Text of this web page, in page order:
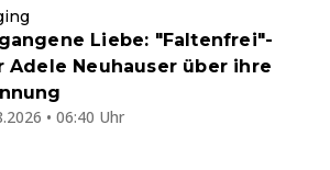
Liebe: "Faltenfrei"-
Adele Neuhauser über ihre
• 06:40 Uhr